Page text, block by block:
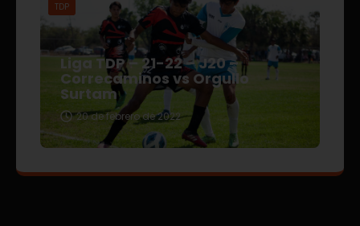
TDP
Liga TDP – 21-22 – J20 –
Correcaminos vs Orgullo
Surtam
20 de febrero de 2022